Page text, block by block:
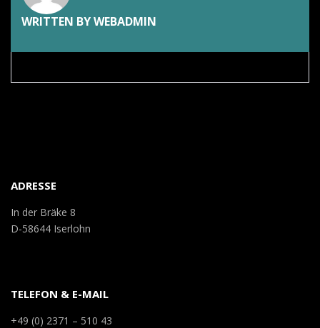
WRITTEN BYWEBADMIN
ADRESSE
In der Bräke 8
D-58644 Iserlohn
TELEFON & E-MAIL
+49 (0) 2371 – 510 43